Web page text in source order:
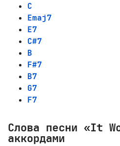
C
Emaj7
E7
C#7
B
F#7
B7
G7
F7
Слова песни «It
аккордами